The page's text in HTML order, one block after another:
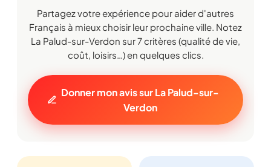
Partagez votre expérience pour aider d'autres
Français à mieux choisir leur prochaine ville. Notez
La Palud-sur-Verdon sur 7 critères (qualité de vie,
coût, loisirs…) en quelques clics.
Donner mon avis sur La Palud-sur-
Verdon